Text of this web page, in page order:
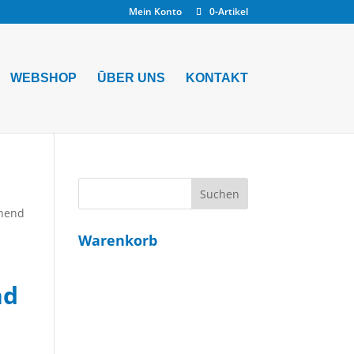
Mein Konto 0-Artikel
WEBSHOP ŪBER UNS KONTAKT
Warenkorb